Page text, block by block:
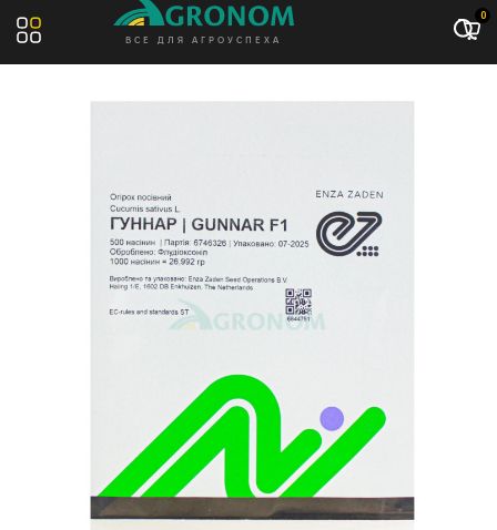
ВСЕ ДЛЯ АГРОУСПЕХА
0